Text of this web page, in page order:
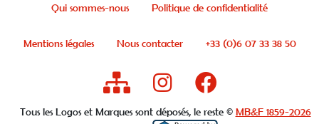
Qui sommes-nous Politique de confidentialité
Mentions légales Nous contacter +33 (0)6 07 33 38 50
Tous les Logos et Marques sont déposés, le reste © MB&F 1859-2026